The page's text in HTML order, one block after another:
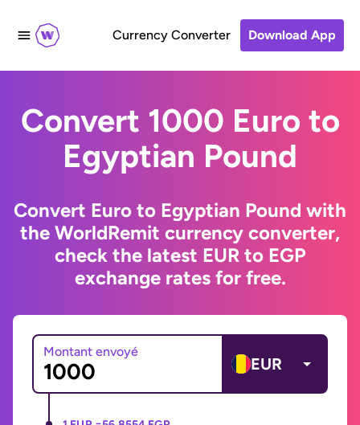
Currency Converter Download App
Convert 1000 Euro to
Egyptian Pound
Convert Euro to Egyptian Pound with
the WorldRemit currency converter,
check the latest EUR to EGP
exchange rates for free.
Montant envoyé
EUR